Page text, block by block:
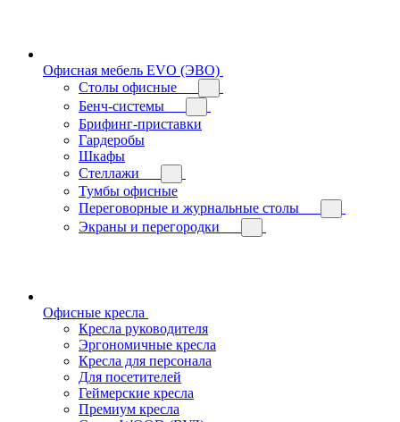
Офисная мебель EVO (ЭВО)
Cтолы офисные
Бенч-системы
Брифинг-приставки
Гардеробы
Шкафы
Стеллажи
Тумбы офисные
Переговорные и журнальные столы
Экраны и перегородки
Офисные кресла
Кресла руководителя
Эргономичные кресла
Кресла для персонала
Для посетителей
Геймерские кресла
Премиум кресла